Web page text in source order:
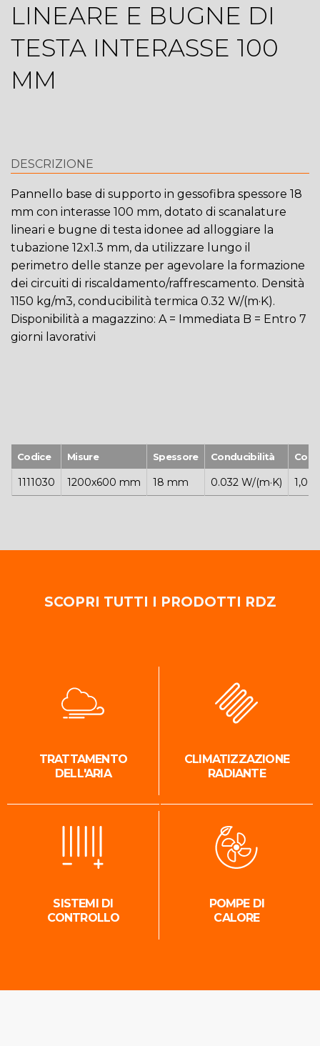
LINEARE E BUGNE DI
TESTA INTERASSE 100
MM
DESCRIZIONE
Pannello base di supporto in gessofibra spessore 18
mm con interasse 100 mm, dotato di scanalature
lineari e bugne di testa idonee ad alloggiare la
tubazione 12x1.3 mm, da utilizzare lungo il
perimetro delle stanze per agevolare la formazione
dei circuiti di riscaldamento/raffrescamento. Densità
1150 kg/m3, conducibilità termica 0.32 W/(m·K).
Disponibilità a magazzino: A = Immediata B = Entro 7
giorni lavorativi
Codice Misure Spessore Conducibilità
1111030 1200x600 mm 18 mm 0.032 W/(m·K)
SCOPRI TUTTI I PRODOTTI RDZ
TRATTAMENTO
DELL'ARIA
CLIMATIZZAZIONE
RADIANTE
SISTEMI DI
CONTROLLO
POMPE DI
CALORE